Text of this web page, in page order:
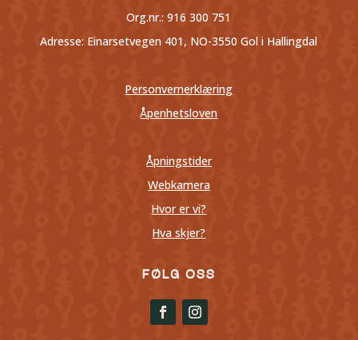
Org.nr.:916 300 751
Adresse: Einarsetvegen 401, NO-3550 Gol i Hallingdal
Personvernerklæring
Åpenhetsloven
Åpningstider
Webkamera
Hvor er vi?
Hva skjer?
FØLG OSS